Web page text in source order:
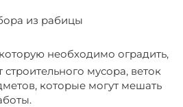
из рабицы
необходимо оградить,
мусора, веток
которые могут мешать